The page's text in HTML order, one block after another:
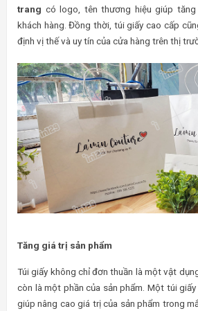
trang có logo, tên thương hiệu giúp
khách hàng. Đồng thời, túi giấy cao cấp
định vị thế và uy tín của cửa hàng trên thị
Tăng giá trị sản phẩm
Túi giấy không chỉ đơn thuần là một vật
còn là một phần của sản phẩm. Một túi
giúp nâng cao giá trị của sản phẩm trong